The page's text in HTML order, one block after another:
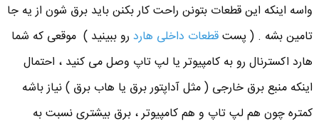
واسه اینکه این قطعات بتونن راحت کار بکنن باید برق شون از یه جا
تامین بشه . ( پستقطعات داخلی هاردرو ببینید ) موقعی که شما
هارد اکسترنال رو به کامپیوتر یا لپ تاپ وصل می کنید ، احتمال
اینکه منبع برق خارجی ( مثل آداپتور برق یا هاب برق ) نیاز باشه
کمتره چون هم لپ تاپ و هم کامپیوتر ، برق بیشتری نسبت به